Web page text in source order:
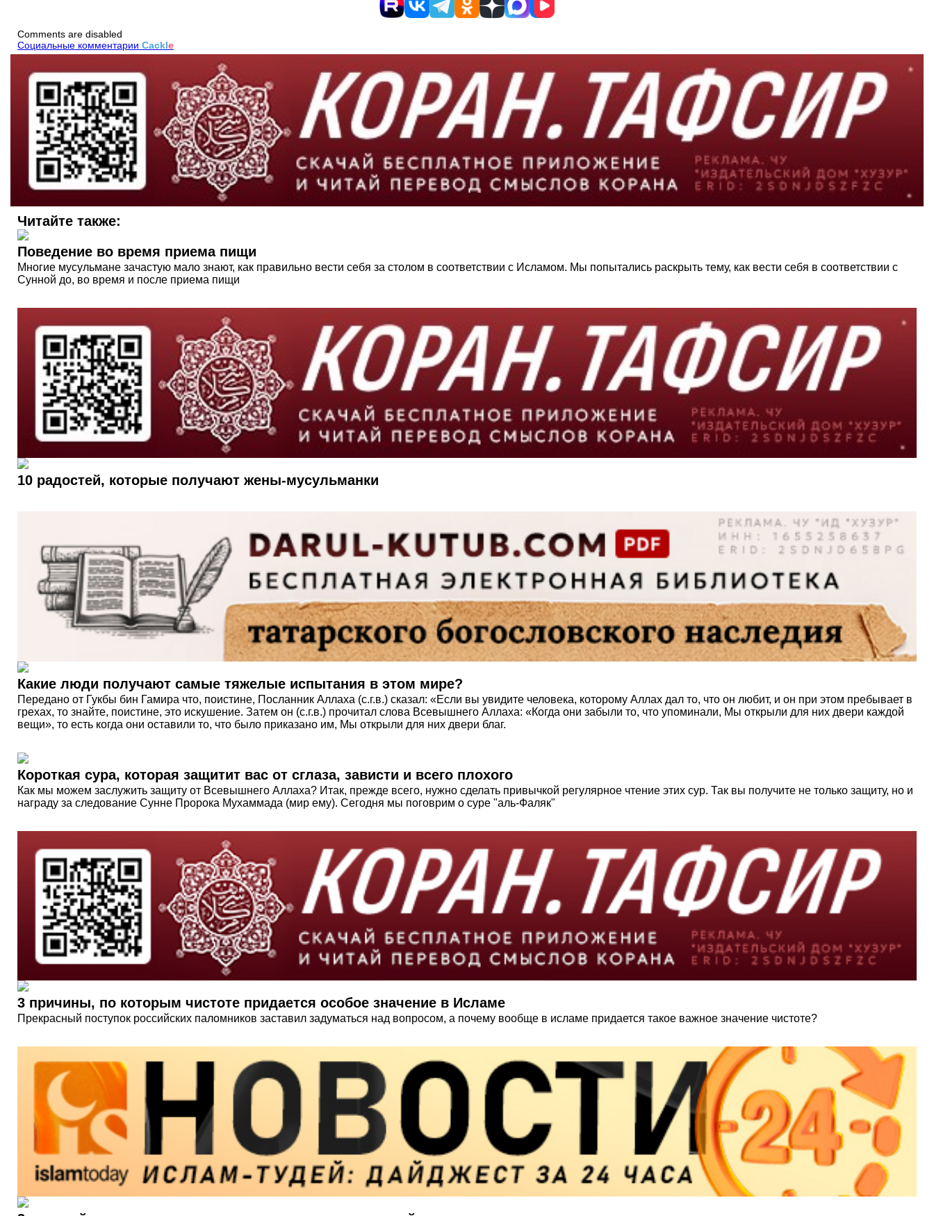
Comments are disabled
Социальные комментарии Cackle
Читайте также:
Поведение во время приема пищи
Многие мусульмане зачастую мало знают, как правильно вести себя за столом в соответствии с Исламом. Мы попытались раскрыть тему, как вести себя в соответствии с
Сунной до, во время и после приема пищи
10 радостей, которые получают жены-мусульманки
Какие люди получают самые тяжелые испытания в этом мире?
Передано от Гукбы бин Гамира что, поистине, Посланник Аллаха (с.г.в.) сказал: «Если вы увидите человека, которому Аллах дал то, что он любит, и он при этом пребывает в
грехах, то знайте, поистине, это искушение. Затем он (с.г.в.) прочитал слова Всевышнего Аллаха: «Когда они забыли то, что упоминали, Мы открыли для них двери каждой
вещи», то есть когда они оставили то, что было приказано им, Мы открыли для них двери благ.
Короткая сура, которая защитит вас от сглаза, зависти и всего плохого
Как мы можем заслужить защиту от Всевышнего Аллаха? Итак, прежде всего, нужно сделать привычкой регулярное чтение этих сур. Так вы получите не только защиту, но и
награду за следование Сунне Пророка Мухаммада (мир ему). Сегодня мы поговрим о суре "аль-Фаляк"
3 причины, по которым чистоте придается особое значение в Исламе
Прекрасный поступок российских паломников заставил задуматься над вопросом, а почему вообще в исламе придается такое важное значение чистоте?